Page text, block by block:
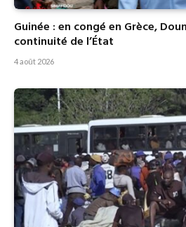
Guinée : en congé en Grèce,
continuité de l’État
4 août 2026